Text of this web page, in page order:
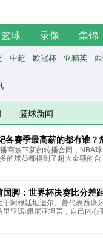
篮球 录像 集锦
中超 欧冠杯 亚精英
篮球新闻
各赛季最高薪的都有谁？
榜商签下新的转播合同，NBA
的球员都得到了超大金额的
薪资也发生了翻天覆地的变化
纪里各赛季薪资最高的球员都
国脚：世界杯决赛比分差
于阿根廷坦迪尔、曾代表西班
亚诺·佩尼亚坦言，自己内心
斗牛士军团在世界杯决赛中
牙本该赢更多对于佩尼亚而